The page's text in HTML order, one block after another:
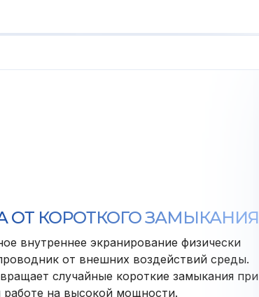
ОТ КОРОТКОГО ЗАМЫКАНИЯ
внутреннее экранирование физически
от внешних воздействий среды.
случайные короткие замыкания при
работе на высокой мощности.